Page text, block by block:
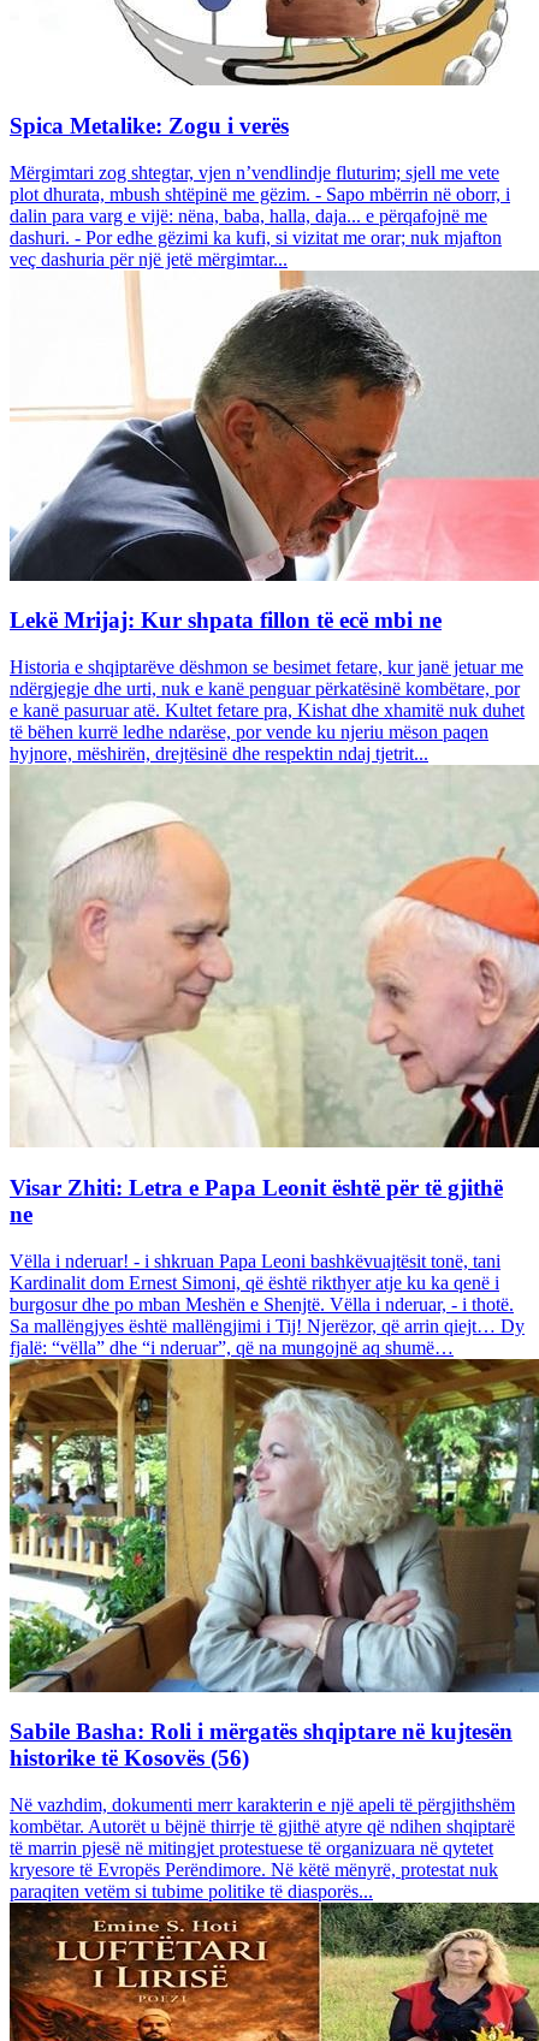
Spica Metalike: Zogu i verës
Mërgimtari zog shtegtar, vjen n’vendlindje fluturim; sjell me vete
plot dhurata, mbush shtëpinë me gëzim. - Sapo mbërrin në oborr, i
dalin para varg e vijë: nëna, baba, halla, daja... e përqafojnë me
dashuri. - Por edhe gëzimi ka kufi, si vizitat me orar; nuk mjafton
veç dashuria për një jetë mërgimtar...
Lekë Mrijaj: Kur shpata fillon të ecë mbi ne
Historia e shqiptarëve dëshmon se besimet fetare, kur janë jetuar me
ndërgjegje dhe urti, nuk e kanë penguar përkatësinë kombëtare, por
e kanë pasuruar atë. Kultet fetare pra, Kishat dhe xhamitë nuk duhet
të bëhen kurrë ledhe ndarëse, por vende ku njeriu mëson paqen
hyjnore, mëshirën, drejtësinë dhe respektin ndaj tjetrit...
Visar Zhiti: Letra e Papa Leonit është për të gjithë
ne
Vëlla i nderuar! - i shkruan Papa Leoni bashkëvuajtësit tonë, tani
Kardinalit dom Ernest Simoni, që është rikthyer atje ku ka qenë i
burgosur dhe po mban Meshën e Shenjtë. Vëlla i nderuar, - i thotë.
Sa mallëngjyes është mallëngjimi i Tij! Njerëzor, që arrin qiejt… Dy
fjalë: “vëlla” dhe “i nderuar”, që na mungojnë aq shumë…
Sabile Basha: Roli i mërgatës shqiptare në kujtesën
historike të Kosovës (56)
Në vazhdim, dokumenti merr karakterin e një apeli të përgjithshëm
kombëtar. Autorët u bëjnë thirrje të gjithë atyre që ndihen shqiptarë
të marrin pjesë në mitingjet protestuese të organizuara në qytetet
kryesore të Evropës Perëndimore. Në këtë mënyrë, protestat nuk
paraqiten vetëm si tubime politike të diasporës...